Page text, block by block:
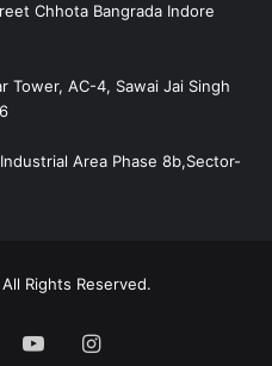
Chhota Bangrada Indore
Tower, AC-4, Sawai Jai Singh
Area Phase 8b,Sector-
Rights Reserved.
YouTubeInstagram